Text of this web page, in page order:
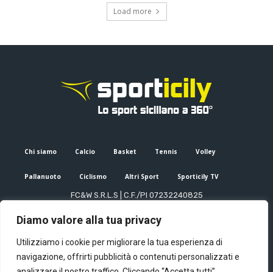
Diamo valore alla tua privacy
Utilizziamo i cookie per migliorare la tua esperienza di
navigazione, offrirti pubblicità o contenuti personalizzati e
Load more
Chi siamo Calcio Basket Tennis Volley
Pallanuoto Ciclismo Altri Sport Sporticily TV
FC&W S.R.L.S | C.F./PI 07232240825
Editore e direttore responsabile: Francesco Cammuca | Registro
Mail: info@sporticily.it| Telefono:+39 371 788 7216